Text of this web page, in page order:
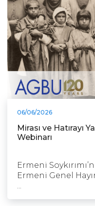
06/06/2026
Mirası ve Hatırayı
Webinarı
Ermeni
Ermeni Genel